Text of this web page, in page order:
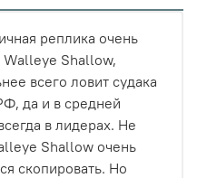
реплика очень
Walleye Shallow,
всего ловит судака
да и в средней
в лидерах. Не
Shallow очень
скопировать. Но